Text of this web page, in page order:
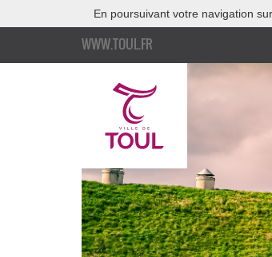
En poursuivant votre navigation
WWW.TOUL.FR